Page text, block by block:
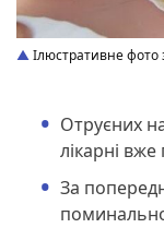
Ілюстративне фото
Отруєних
лікарні
За